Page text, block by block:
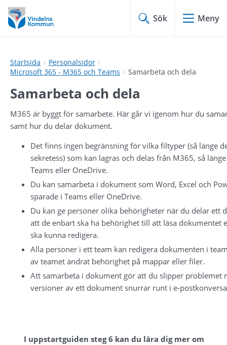
Hoppa
till
innehåll
Hoppa
till
undermeny
Sök Meny
Startsida
Personalsidor
Microsoft 365 - M365 och Teams
Samarbeta och dela
Samarbeta och dela
M365 är byggt för samarbete. Här går vi igenom hur du
samt hur du delar dokument.
Det finns ingen begränsning för vilka filtyper (så länge
sekretess) som kan lagras och delas från M365, så
Teams eller OneDrive.
Du kan samarbeta i dokument som Word, Excel och
sparade i Teams eller OneDrive.
Du kan ge personer olika behörigheter när du delar ett
att de enbart ska ha behörighet till att läsa dokumentet
ska kunna redigera.
Alla personer i ett team kan redigera dokumenten i
av teamet ändrat behörighet på mappar eller filer.
Att samarbeta i dokument gör att du slipper problemet
versioner av ett dokument snurrar runt i e-
I uppstartguiden steg 6 kan du lära dig mer om